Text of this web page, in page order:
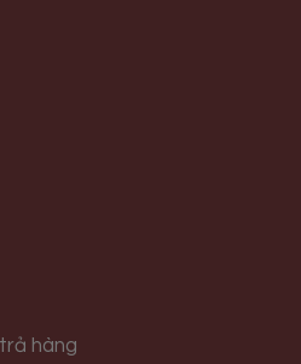
hàng